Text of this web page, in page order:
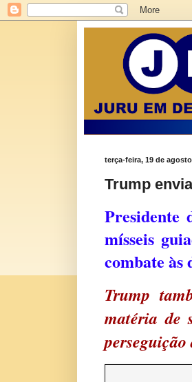
terça-feira, 19 de
Trump
Presidente
mísseis
combate às
Trump
matéria de